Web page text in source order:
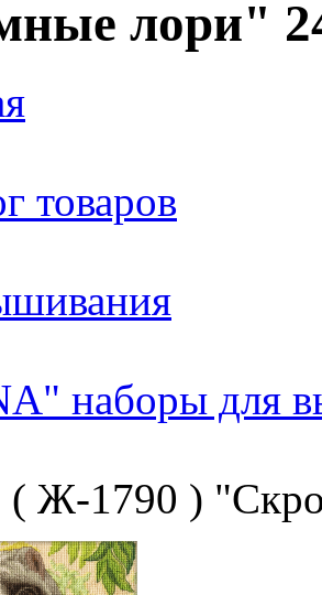
лори"
товаров
наборы для
( Ж-1790 )